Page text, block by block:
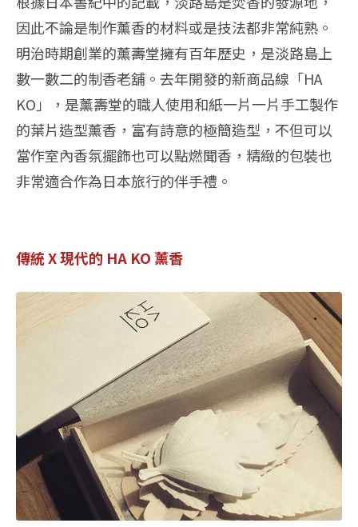
因此不論是制作薰香的材料或是技法都非常純熟。
明治時期創業的薰壽堂擁有百年歷史，是淡路島上
數一數二的制香老舖。去年開發的新商品線「HA
KO」，是薰壽堂的職人使用和紙一片一片手工製作
的葉片造型薰香，富有詩意的極簡造型，不但可以
當作室內香氛擺飾也可以點燃聞香，精緻的包裝也
非常適合作為日本旅行的伴手禮。
傳統 X 現代的 HA KO 薰香